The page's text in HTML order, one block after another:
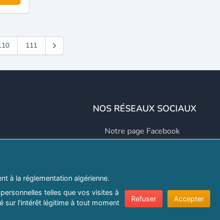
111
NOS RÉSEAUX SOCIAUX
Notre page Facebook
Notre page Twitter
à la réglementation algérienne.
telles que vos visites à
sur l'intérêt légitime à tout moment
Refuser Accepter